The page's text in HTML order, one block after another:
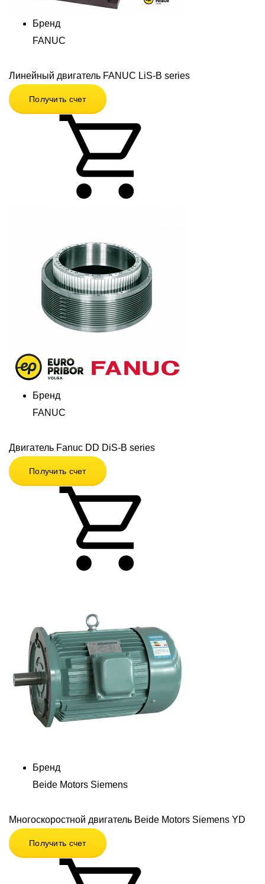
Бренд
FANUC
Линейный двигатель FANUC LiS-B series
Получить счет
Бренд
FANUC
Двигатель Fanuc DD DiS-B series
Получить счет
Бренд
Beide Motors Siemens
Многоскоростной двигатель Beide Motors Siemens YD
Получить счет